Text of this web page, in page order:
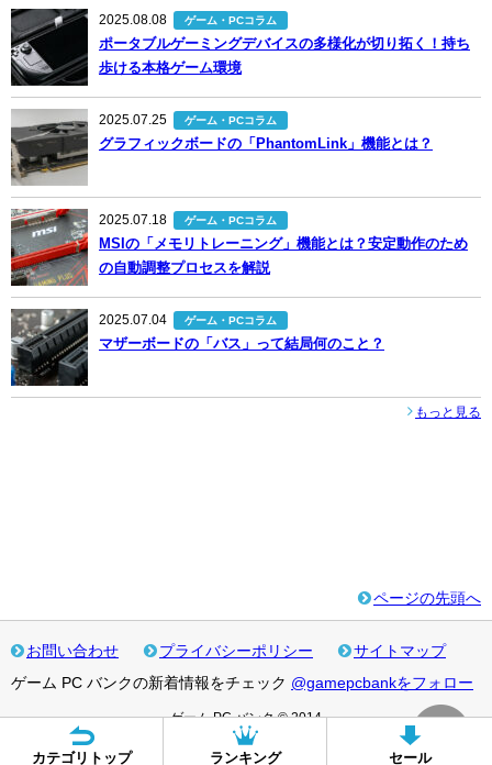
2025.08.08 ゲーム・PCコラム
ポータブルゲーミングデバイスの多様化が切り拓く！持ち
歩ける本格ゲーム環境
2025.07.25 ゲーム・PCコラム
グラフィックボードの「PhantomLink」機能とは？
2025.07.18 ゲーム・PCコラム
MSIの「メモリトレーニング」機能とは？安定動作のため
の自動調整プロセスを解説
2025.07.04 ゲーム・PCコラム
マザーボードの「バス」って結局何のこと？
もっと見る
ページの先頭へ
お問い合わせ プライバシーポリシー
サイトマップ
ゲーム PC バンクの新着情報をチェック @gamepcbankをフォロー
ゲーム PC バンク © 2014
カテゴリトップ ランキング セール